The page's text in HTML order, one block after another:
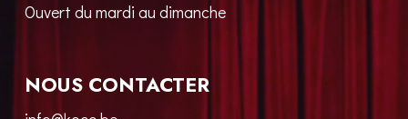
Ouvert du mardi au dimanche
NOUS CONTACTER